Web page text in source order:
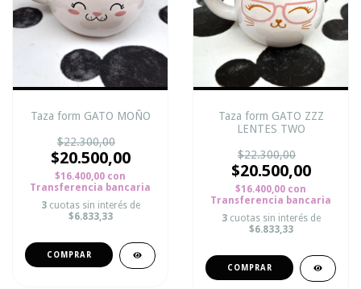
Taza form GATO MOÑO
$22.300,00
$20.500,00
$16.400,00 con
Transferencia bancaria
3 cuotas sin interés de
$6.833,33
Taza form GATO ZZZ
LENTES TWO
$22.300,00
$20.500,00
$16.400,00 con
Transferencia bancaria
3 cuotas sin interés de
$6.833,33